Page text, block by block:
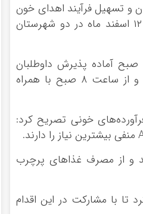
و تسهیل فرآیند اهدای خون
برای مردم شهرستان‌ها، تیم‌های سیار اداره کل انتقال خون کرمانشاه در تاریخ ۱۲ اسفند ماه در دو شهرستان
وی افزود: مرکز خون‌گیری شهرستان گیلانغرب در بیمارستان الزهرا از ساعت ۸ صبح آماده پذیرش داوطلبان
اهدای خون خواهد بود. همچنین، مردم اسلام‌آباد غرب می‌توانند در همین روز و از ساعت ۸ صبح با همراه
خونی تصریح کرد:
و از مصرف غذاهای پرچرب
تا با مشارکت در این اقدام